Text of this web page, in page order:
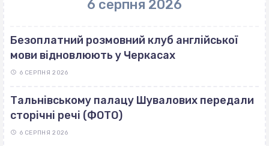
6 серпня 2026
Безоплатний розмовний клуб англійської
мови відновлюють у Черкасах
6 СЕРПНЯ 2026
Тальнівському палацу Шувалових передали
сторічні речі (ФОТО)
6 СЕРПНЯ 2026